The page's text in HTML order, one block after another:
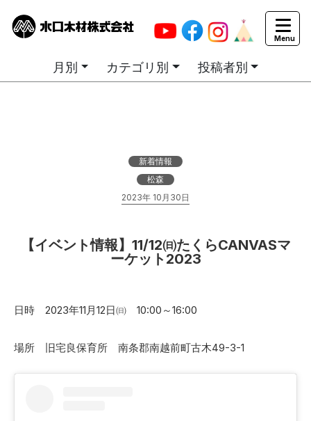
カテゴリ別お知らせ一覧
月別 カテゴリ別 投稿者別
新着情報
松森
2023年 10月30日
【イベント情報】11/12㈰たくらCANVASマ
ーケット2023
日時 2023年11月12日㈰ 10:00～16:00
場所 旧宅良保育所 南条郡南越前町古木49-3-1